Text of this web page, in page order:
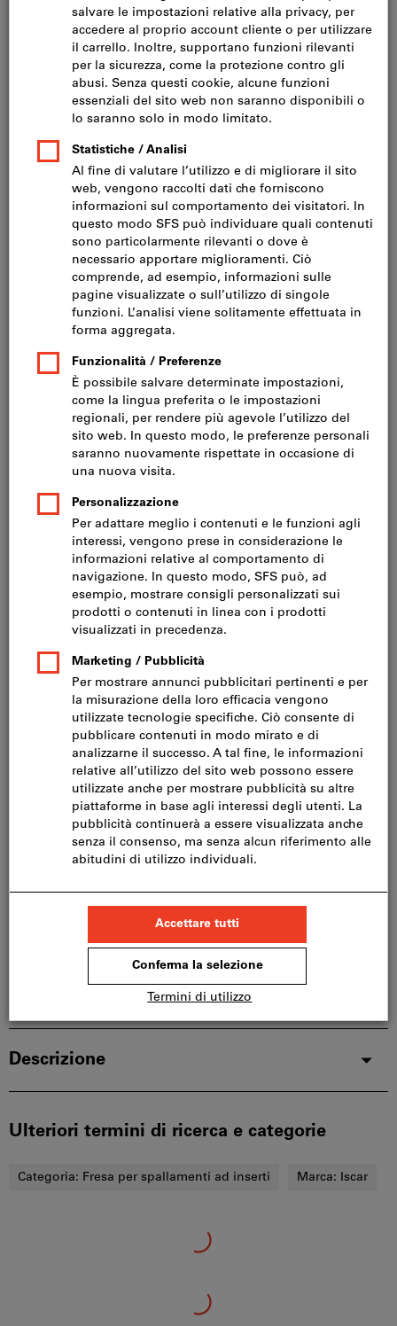
Prezzo per 1 Articolo
IVA inclusa Prezzo più spese di spedizione
IVA esclusa CHF 664.00
Nel carrello
Consegna in 3-4 giorni lavorativi
Si prega di notare i tempi di consegna prolungati:
Questo articolo si ordina direttamente dal
produttore, poiché non fa parte del nostro catalogo
e pertanto non è disponibile a magazzino. Info
Dettagli prodotto
Descrizione
Ulteriori termini di ricerca e categorie
Categoria: Fresa per spallamenti ad inserti Marca: Iscar